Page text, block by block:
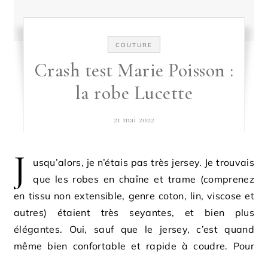
COUTURE
Crash test Marie Poisson :
la robe Lucette
21 mai 2022
J
usqu’alors, je n’étais pas très jersey. Je trouvais
que les robes en chaîne et trame (comprenez
en tissu non extensible, genre coton, lin, viscose et
autres) étaient très seyantes, et bien plus
élégantes. Oui, sauf que le jersey, c’est quand
même bien confortable et rapide à coudre. Pour